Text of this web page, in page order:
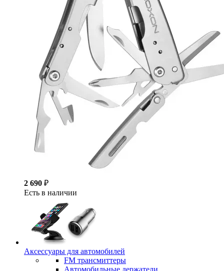
2 690 ₽
Есть в наличии
Аксессуары для автомобилей
FM трансмиттеры